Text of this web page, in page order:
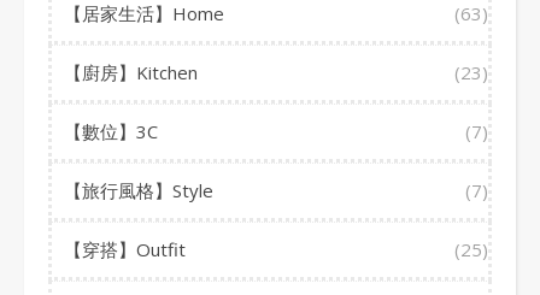
【居家生活】Home (63)
【廚房】Kitchen (23)
【數位】3C (7)
【旅行風格】Style (7)
【穿搭】Outfit (25)